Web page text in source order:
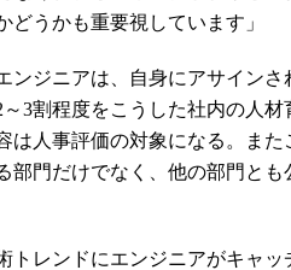
うかも重要視しています」
ジニアは、自身にアサインさ
3割程度をこうした社内の人材
は人事評価の対象になる。ま
部門だけでなく、他の部門と
レンドにエンジニアがキャッ